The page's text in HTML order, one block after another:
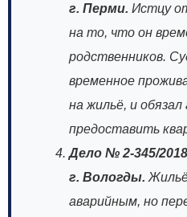
г. Перми. Истцу
на то, что он
родственников.
временное
на жильё, и
предоставить
Дело № 2‑345/
г. Вологды.
аварийным, но